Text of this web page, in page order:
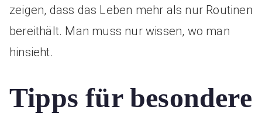
zeigen, dass das Leben mehr als nur Routinen
bereithält. Man muss nur wissen, wo man
hinsieht.
Tipps für besondere